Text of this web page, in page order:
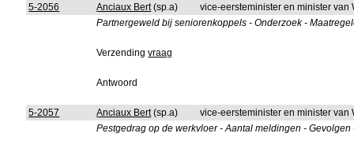
5-2056 Anciaux Bert(sp.a)
vice-eersteminister en minister
Partnergeweld bij seniorenkoppels - Onderzoek -
Verzendingvraag
Antwoord
5-2057 Anciaux Bert(sp.a)
vice-eersteminister en minister
Pestgedrag op de werkvloer - Aantal meldingen -